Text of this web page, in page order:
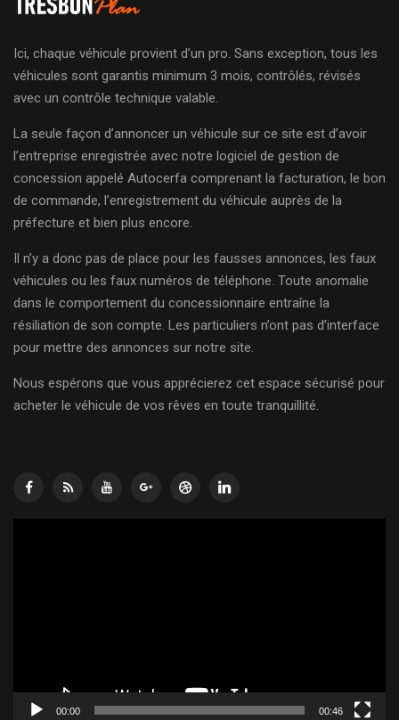
Ici, chaque véhicule provient d’un pro. Sans exception, tous les
véhicules sont garantis minimum 3 mois, contrôlés, révisés
avec un contrôle technique valable.
La seule façon d’annoncer un véhicule sur ce site est d’avoir
l’entreprise enregistrée avec notre logiciel de gestion de
concession appelé Autocerfa comprenant la facturation, le bon
de commande, l’enregistrement du véhicule auprès de la
préfecture et bien plus encore.
Il n’y a donc pas de place pour les fausses annonces, les faux
véhicules ou les faux numéros de téléphone. Toute anomalie
dans le comportement du concessionnaire entraîne la
résiliation de son compte. Les particuliers n’ont pas d’interface
pour mettre des annonces sur notre site.
Nous espérons que vous apprécierez cet espace sécurisé pour
acheter le véhicule de vos rêves en toute tranquillité.
00:00 00:46